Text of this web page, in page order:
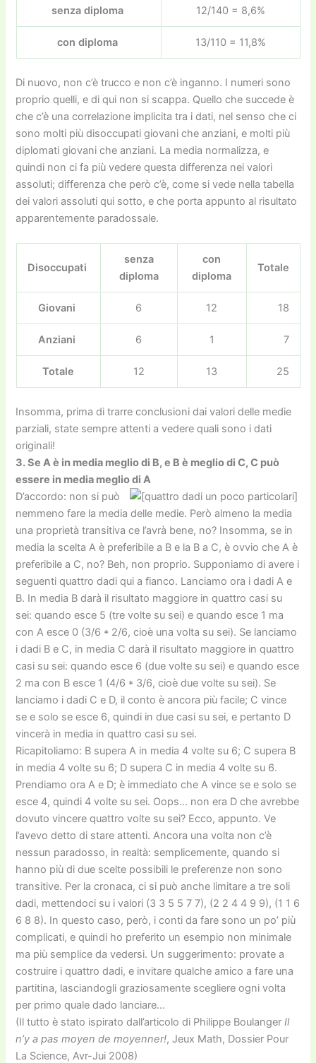
senza diploma 12/140 = 8,6%
con diploma 13/110 = 11,8%
Di nuovo, non c’è trucco e non c’è inganno. I numeri sono
proprio quelli, e di qui non si scappa. Quello che succede è
che c’è una correlazione implicita tra i dati, nel senso che ci
sono molti più disoccupati giovani che anziani, e molti più
diplomati giovani che anziani. La media normalizza, e
quindi non ci fa più vedere questa differenza nei valori
assoluti; differenza che però c’è, come si vede nella tabella
dei valori assoluti qui sotto, e che porta appunto al risultato
apparentemente paradossale.
Disoccupati
senza
diploma
con
diploma
Totale
Giovani 6 12 18
Anziani 6 1 7
Totale 12 13 25
Insomma, prima di trarre conclusioni dai valori delle medie
parziali, state sempre attenti a vedere quali sono i dati
originali!
3. Se A è in media meglio di B, e B è meglio di C, C può
essere in media meglio di A
D’accordo: non si può
nemmeno fare la media delle medie. Però almeno la media
una proprietà transitiva ce l’avrà bene, no? Insomma, se in
media la scelta A è preferibile a B e la B a C, è ovvio che A è
preferibile a C, no? Beh, non proprio. Supponiamo di avere i
seguenti quattro dadi qui a fianco. Lanciamo ora i dadi A e
B. In media B darà il risultato maggiore in quattro casi su
sei: quando esce 5 (tre volte su sei) e quando esce 1 ma
con A esce 0 (3/6 * 2/6, cioè una volta su sei). Se lanciamo
i dadi B e C, in media C darà il risultato maggiore in quattro
casi su sei: quando esce 6 (due volte su sei) e quando esce
2 ma con B esce 1 (4/6 * 3/6, cioè due volte su sei). Se
lanciamo i dadi C e D, il conto è ancora più facile; C vince
se e solo se esce 6, quindi in due casi su sei, e pertanto D
vincerà in media in quattro casi su sei.
Ricapitoliamo: B supera A in media 4 volte su 6; C supera B
in media 4 volte su 6; D supera C in media 4 volte su 6.
Prendiamo ora A e D; è immediato che A vince se e solo se
esce 4, quindi 4 volte su sei. Oops… non era D che avrebbe
dovuto vincere quattro volte su sei? Ecco, appunto. Ve
l’avevo detto di stare attenti. Ancora una volta non c’è
nessun paradosso, in realtà: semplicemente, quando si
hanno più di due scelte possibili le preferenze non sono
transitive. Per la cronaca, ci si può anche limitare a tre soli
dadi, mettendoci su i valori (3 3 5 5 7 7), (2 2 4 4 9 9), (1 1 6
6 8 8). In questo caso, però, i conti da fare sono un po’ più
complicati, e quindi ho preferito un esempio non minimale
ma più semplice da vedersi. Un suggerimento: provate a
costruire i quattro dadi, e invitare qualche amico a fare una
partitina, lasciandogli graziosamente scegliere ogni volta
per primo quale dado lanciare…
(Il tutto è stato ispirato dall’articolo di Philippe BoulangerIl
n’y a pas moyen de moyenner!, Jeux Math, Dossier Pour
La Science, Avr-Jui 2008)